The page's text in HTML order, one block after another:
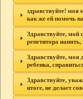
здравствуйте! моя
как же ей помочь
Здравствуйте, мой
репетитора
Здравствуйте, моя
ребенка,
Здравствуйте,
итоге, не делает